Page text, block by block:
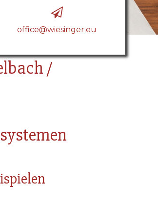
office@wiesinger.eu
/